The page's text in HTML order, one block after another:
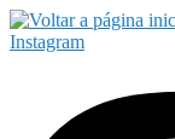
Instagram